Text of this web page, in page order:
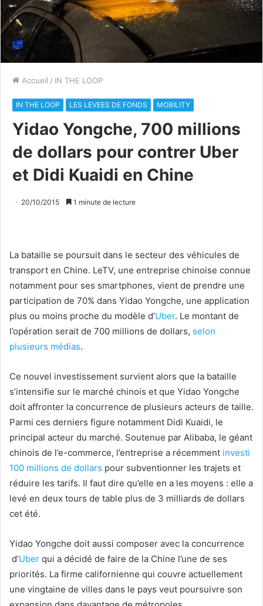
Accueil / IN THE LOOP
IN THE LOOP LES LEVEES DE FONDS MOBILITY
Yidao Yongche, 700 millions
de dollars pour contrer Uber
et Didi Kuaidi en Chine
20/10/2015 1 minute de lecture
La bataille se poursuit dans le secteur des véhicules de
transport en Chine. LeTV, une entreprise chinoise connue
notamment pour ses smartphones, vient de prendre une
participation de 70% dans Yidao Yongche, une application
plus ou moins proche du modèle d’Uber. Le montant de
l’opération serait de 700 millions de dollars, selon
plusieurs médias.
Ce nouvel investissement survient alors que la bataille
s’intensifie sur le marché chinois et que Yidao Yongche
doit affronter la concurrence de plusieurs acteurs de taille.
Parmi ces derniers figure notamment Didi Kuaidi, le
principal acteur du marché. Soutenue par Alibaba, le géant
chinois de l’e-commerce, l’entreprise a récemment investi
100 millions de dollars pour subventionner les trajets et
réduire les tarifs. Il faut dire qu’elle en a les moyens : elle a
levé en deux tours de table plus de 3 milliards de dollars
cet été.
Yidao Yongche doit aussi composer avec la concurrence
d’Uber qui a décidé de faire de la Chine l’une de ses
priorités. La firme californienne qui couvre actuellement
une vingtaine de villes dans le pays veut poursuivre son